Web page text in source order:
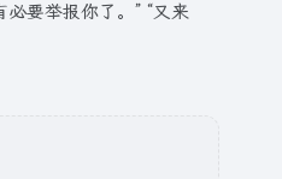
要举报你了。” “又来